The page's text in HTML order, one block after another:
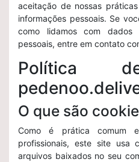
aceitação de nossas
informações pessoais. Se
como lidamos com dados
pessoais, entre em contato
Política
O que são
Como é prática comum
profissionais, este site usa
arquivos baixados no seu